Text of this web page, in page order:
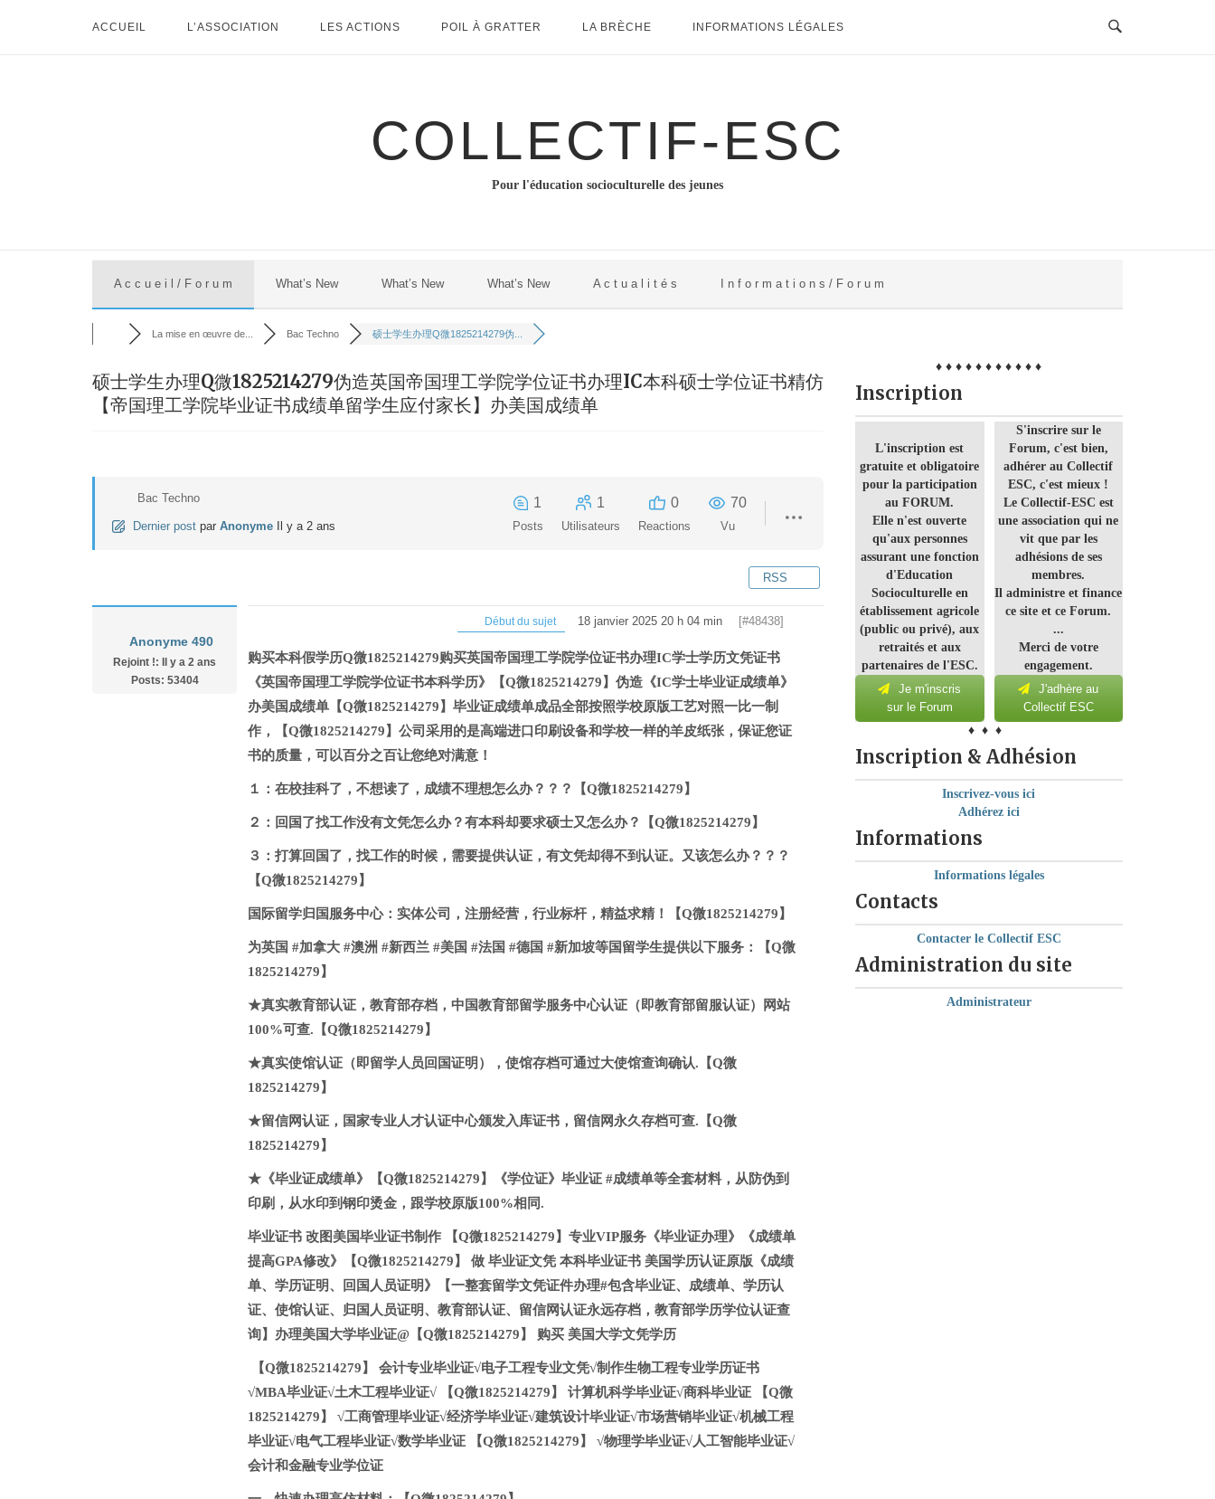
ACCUEIL L’ASSOCIATION LES ACTIONS POIL À GRATTER LA BRÈCHE INFORMATIONS LÉGALES
COLLECTIF-ESC
Pour l'éducation socioculturelle des jeunes
A c c u e i l / F o r u m What’s New What’s New What’s New A c t u a l i t é s I n f o r m a t i o n s / F o r u m
La mise en œuvre de... Bac Techno 硕士学生办理Q微1825214279伪...
硕士学生办理Q微1825214279伪造英国帝国理工学院学位证书办理IC本科硕士学位证书精仿
【帝国理工学院毕业证书成绩单留学生应付家长】办美国成绩单
Bac Techno
Dernier post par Anonyme Il y a 2 ans
1
Posts
1
Utilisateurs
0
Reactions
70
Vu
RSS
Anonyme 490
Rejoint !: Il y a 2 ans
Posts: 53404
Début du sujet 18 janvier 2025 20 h 04 min [#48438]
购买本科假学历Q微1825214279购买英国帝国理工学院学位证书办理IC学士学历文凭证书
《英国帝国理工学院学位证书本科学历》【Q微1825214279】伪造《IC学士毕业证成绩单》
办美国成绩单【Q微1825214279】毕业证成绩单成品全部按照学校原版工艺对照一比一制
作，【Q微1825214279】公司采用的是高端进口印刷设备和学校一样的羊皮纸张，保证您证
书的质量，可以百分之百让您绝对满意！
１：在校挂科了，不想读了，成绩不理想怎么办？？？【Q微1825214279】
２：回国了找工作没有文凭怎么办？有本科却要求硕士又怎么办？【Q微1825214279】
３：打算回国了，找工作的时候，需要提供认证，有文凭却得不到认证。又该怎么办？？？
【Q微1825214279】
国际留学归国服务中心：实体公司，注册经营，行业标杆，精益求精！【Q微1825214279】
为英国 #加拿大 #澳洲 #新西兰 #美国 #法国 #德国 #新加坡等国留学生提供以下服务：【Q微
1825214279】
★真实教育部认证，教育部存档，中国教育部留学服务中心认证（即教育部留服认证）网站
100%可查.【Q微1825214279】
★真实使馆认证（即留学人员回国证明），使馆存档可通过大使馆查询确认.【Q微
1825214279】
★留信网认证，国家专业人才认证中心颁发入库证书，留信网永久存档可查.【Q微
1825214279】
★《毕业证成绩单》【Q微1825214279】《学位证》毕业证 #成绩单等全套材料，从防伪到
印刷，从水印到钢印烫金，跟学校原版100%相同.
毕业证书 改图美国毕业证书制作 【Q微1825214279】专业VIP服务《毕业证办理》《成绩单
提高GPA修改》【Q微1825214279】 做 毕业证文凭 本科毕业证书 美国学历认证原版《成绩
单、学历证明、回国人员证明》【一整套留学文凭证件办理#包含毕业证、成绩单、学历认
证、使馆认证、归国人员证明、教育部认证、留信网认证永远存档，教育部学历学位认证查
询】办理美国大学毕业证@【Q微1825214279】 购买 美国大学文凭学历
【Q微1825214279】 会计专业毕业证√电子工程专业文凭√制作生物工程专业学历证书
√MBA毕业证√土木工程毕业证√ 【Q微1825214279】 计算机科学毕业证√商科毕业证 【Q微
1825214279】 √工商管理毕业证√经济学毕业证√建筑设计毕业证√市场营销毕业证√机械工程
毕业证√电气工程毕业证√数学毕业证 【Q微1825214279】 √物理学毕业证√人工智能毕业证√
会计和金融专业学位证
♦ ♦ ♦ ♦ ♦ ♦ ♦ ♦ ♦ ♦ ♦
Inscription
L'inscription est
gratuite et obligatoire
pour la participation
au FORUM.
Elle n'est ouverte
qu'aux personnes
assurant une fonction
d'Education
Socioculturelle en
établissement agricole
(public ou privé), aux
retraités et aux
partenaires de l'ESC.
Je m'inscris
sur le Forum
S'inscrire sur le
Forum, c'est bien,
adhérer au Collectif
ESC, c'est mieux !
Le Collectif-ESC est
une association qui ne
vit que par les
adhésions de ses
membres.
Il administre et finance
ce site et ce Forum.
...
Merci de votre
engagement.
J'adhère au
Collectif ESC
♦ ♦ ♦
Inscription & Adhésion
Inscrivez-vous ici
Adhérez ici
Informations
Informations légales
Contacts
Contacter le Collectif ESC
Administration du site
Administrateur